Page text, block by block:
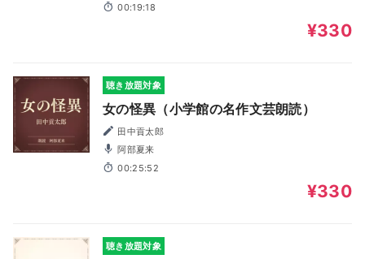
00:19:18
¥330
聴き放題対象
女の怪異（小学館の名作文芸朗読）
田中貢太郎
阿部夏来
00:25:52
¥330
聴き放題対象